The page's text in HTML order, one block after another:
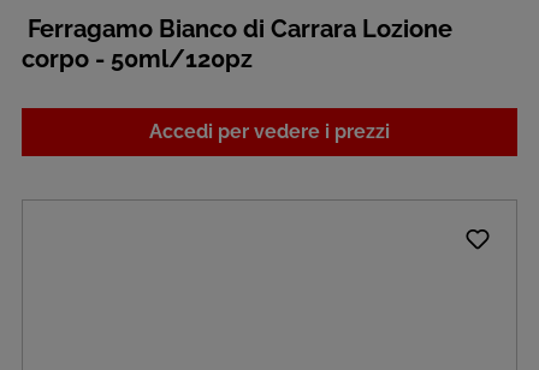
Ferragamo Bianco di Carrara Lozione
corpo - 50ml/120pz
Accedi per vedere i prezzi